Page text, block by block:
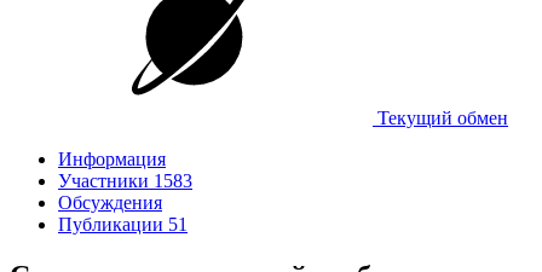
Текущий обмен
Информация
Участники 1583
Обсуждения
Публикации 51